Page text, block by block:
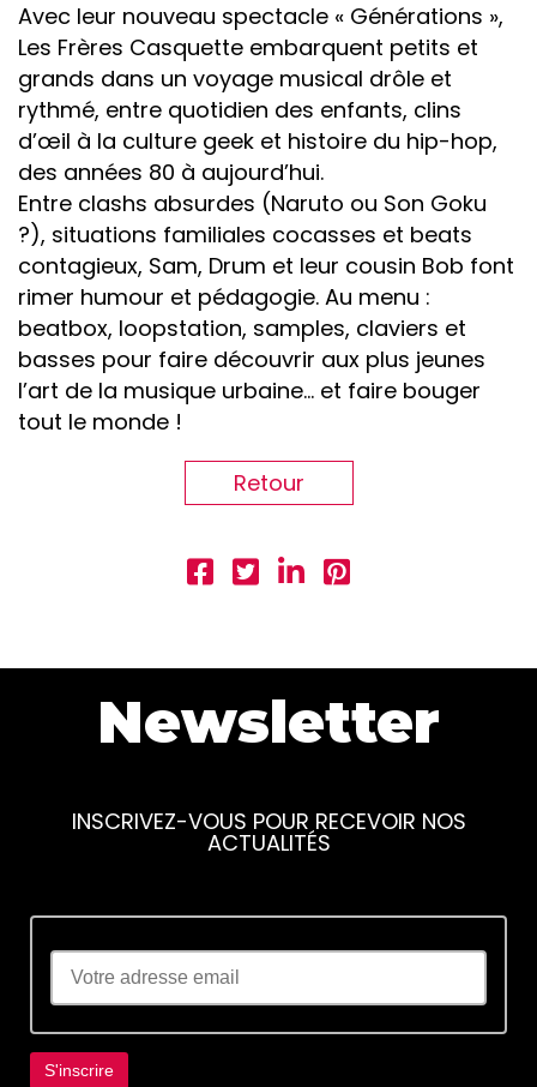
Avec leur nouveau spectacle « Générations »,
Les Frères Casquette embarquent petits et
grands dans un voyage musical drôle et
rythmé, entre quotidien des enfants, clins
d’œil à la culture geek et histoire du hip-hop,
des années 80 à aujourd’hui.
Entre clashs absurdes (Naruto ou Son Goku
?), situations familiales cocasses et beats
contagieux, Sam, Drum et leur cousin Bob font
rimer humour et pédagogie. Au menu :
beatbox, loopstation, samples, claviers et
basses pour faire découvrir aux plus jeunes
l’art de la musique urbaine… et faire bouger
tout le monde !
Retour
Newsletter
INSCRIVEZ-VOUS POUR RECEVOIR NOS
ACTUALITÉS